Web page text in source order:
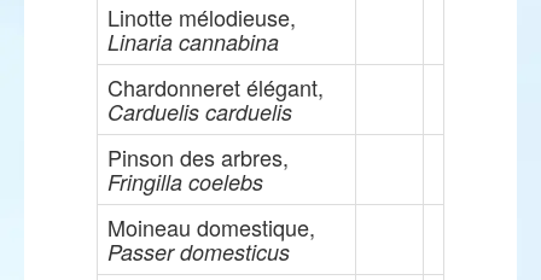
Linotte mélodieuse,
Linaria cannabina
Chardonneret élégant,
Carduelis carduelis
Pinson des arbres,
Fringilla coelebs
Moineau domestique,
Passer domesticus